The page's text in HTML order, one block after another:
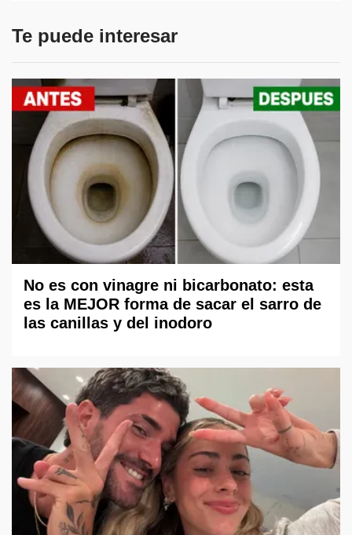
Te puede interesar
No es con vinagre ni bicarbonato: esta
es la MEJOR forma de sacar el sarro de
las canillas y del inodoro